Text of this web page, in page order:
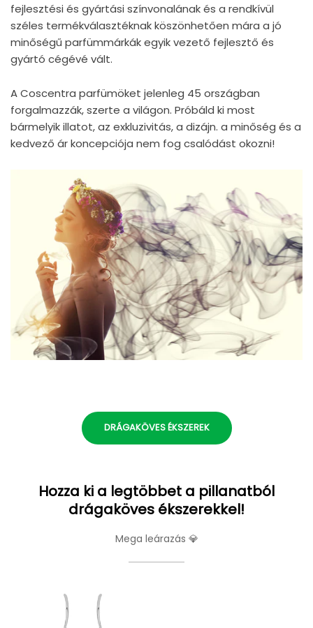
fejlesztési és gyártási színvonalának és a rendkívül
széles termékválasztéknak köszönhetően mára a jó
minőségű parfümmárkák egyik vezető fejlesztő és
gyártó cégévé vált.
A Coscentra parfümöket jelenleg 45 országban
forgalmazzák, szerte a világon. Próbáld ki most
bármelyik illatot, az exkluzivitás, a dizájn. a minőség és a
kedvező ár koncepciója nem fog csalódást okozni!
DRÁGAKÖVES ÉKSZEREK
Hozza ki a legtöbbet a pillanatból
drágaköves ékszerekkel!
Mega leárazás 💎